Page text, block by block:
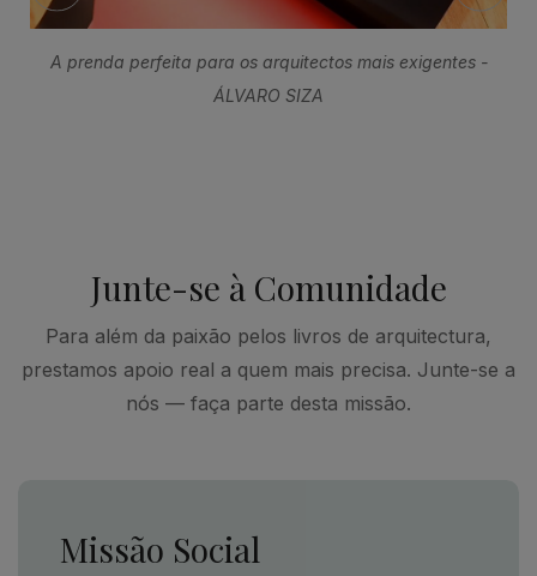
A prenda perfeita para os arquitectos mais exigentes -
ÁLVARO SIZA
Junte-se à Comunidade
Para além da paixão pelos livros de arquitectura,
prestamos apoio real a quem mais precisa. Junte-se a
nós — faça parte desta missão.
Missão Social